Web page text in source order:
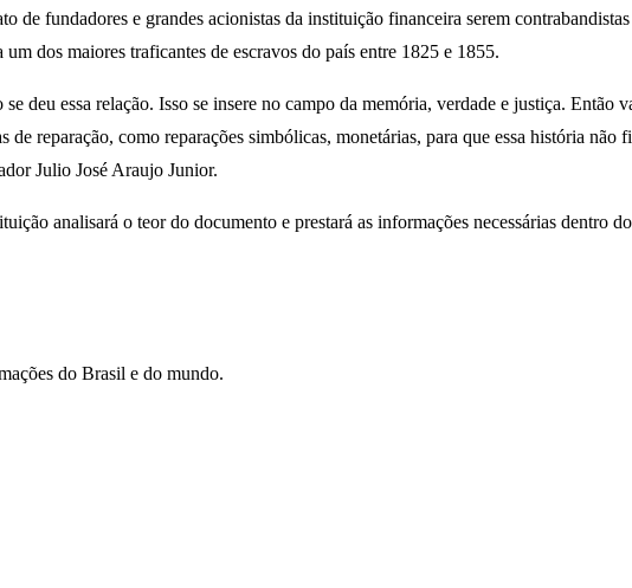
de fundadores e grandes acionistas da instituição financeira serem
dos maiores traficantes de escravos do país entre 1825 e 1855.
deu essa relação. Isso se insere no campo da memória, verdade e justiça. Então
de reparação, como reparações simbólicas, monetárias, para que essa história
Julio José Araujo Junior.
analisará o teor do documento e prestará as informações necessárias dentro
do Brasil e do mundo.